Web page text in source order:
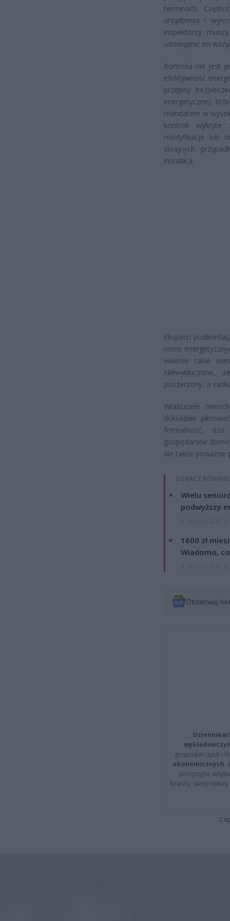
terminach.
urządzenia i
inspektorzy
udostępnić im
Kontrola nie jest
efektywność
przepisy
energetycznej,
mandatem w
kontroli wykryte
modyfikacje lub
skrajnych
instalacji.
Eksperci
norm
właśnie takie
Niewykluczone,
poszerzony, a
Właściciele
dokładnie
formalność,
gospodarstw
ale także poważne
ZOBACZ
Wielu
podwyższy
1600 zł
Wiadomo,
Obserwuj
gospodarczych i
ekonomicznych.
precyzyjne
branży, swoje